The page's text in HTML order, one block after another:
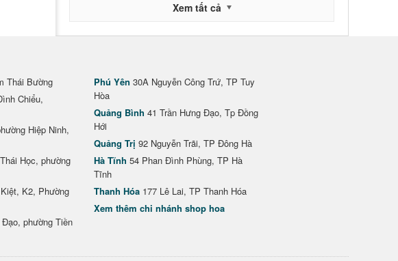
Xem tất cả
Thái Bường
Chiểu,
Hiệp Ninh,
Học, phường
K2, Phường
phường Tiền
Phú Yên 30A Nguyễn Công Trứ, TP Tuy
Hòa
Quảng Bình 41 Trần Hưng Đạo, Tp Đồng
Hới
Quảng Trị 92 Nguyễn Trãi, TP Đông Hà
Hà Tĩnh 54 Phan Đình Phùng, TP Hà
Tĩnh
Thanh Hóa 177 Lê Lai, TP Thanh Hóa
Xem thêm chi nhánh shop hoa